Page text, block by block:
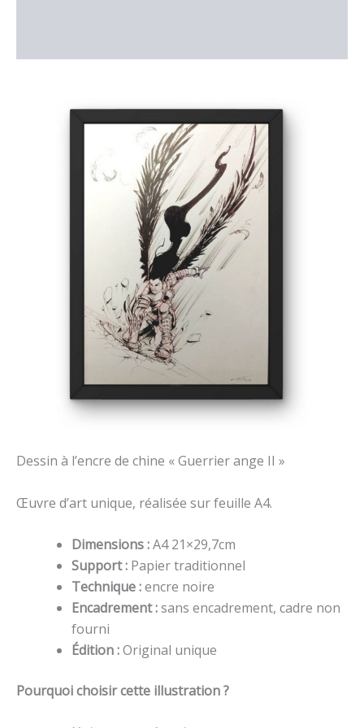
Dessin à l’encre de chine « Guerrier ange II »
Œuvre d’art unique, réalisée sur feuille A4.
Dimensions :A4 21×29,7cm
Support : Papier traditionnel
Technique :encre noire
Encadrement :sans encadrement, cadre non
fourni
Édition :Original unique
Pourquoi choisir cette illustration ?